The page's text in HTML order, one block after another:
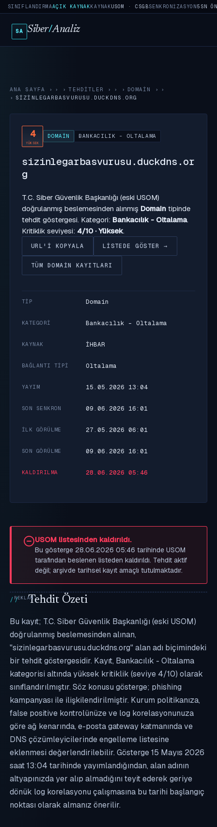
SINIFLANDIRMAAÇIK KAYNAKKAYNAKUSOM · CSGBSENKRONIZASYON5SN
SA Siber/Analiz
ANA SAYFA › TEHDITLER › DOMAIN
›
SIZINLEGARBASVURUSU.DUCKDNS.ORG
4
YÜKSEK
DOMAIN BANKACILIK - OLTALAMA
sizinlegarbasvurusu.duckdns.or
g
T.C. Siber Güvenlik Başkanlığı (eski USOM)
doğrulanmış beslemesinden alınmış Domain tipinde
tehdit göstergesi. Kategori: Bankacılık - Oltalama.
Kritiklik seviyesi: 4/10 · Yüksek.
URL'I KOPYALA LISTEDE GÖSTER →
TÜM DOMAIN KAYITLARI
TIP Domain
KATEGORI Bankacılık - Oltalama
KAYNAK İHBAR
BAĞLANTI TIPI Oltalama
YAYIM 15.05.2026 13:04
SON SENKRON 09.06.2026 16:01
İLK GÖRÜLME 27.05.2026 06:01
SON GÖRÜLME 09.06.2026 16:01
KALDIRILMA 28.06.2026 05:46
USOM listesinden kaldırıldı.
Bu gösterge 28.06.2026 05:46 tarihinde USOM
tarafından beslenen listeden kaldırıldı. Tehdit aktif
değil; arşivde tarihsel kayıt amaçlı tutulmaktadır.
Tehdit Özeti
Bu kayıt; T.C. Siber Güvenlik Başkanlığı (eski USOM)
doğrulanmış beslemesinden alınan,
"sizinlegarbasvurusu.duckdns.org" alan adı biçimindeki
bir tehdit göstergesidir. Kayıt, Bankacılık - Oltalama
kategorisi altında yüksek kritiklik (seviye 4/10) olarak
sınıflandırılmıştır. Söz konusu gösterge; phishing
kampanyası ile ilişkilendirilmiştir. Kurum politikanıza,
false positive kontrolünüze ve log korelasyonunuza
göre ağ kenarında, e-posta gateway katmanında ve
DNS çözümleyicilerinde engelleme listesine
eklenmesi değerlendirilebilir. Gösterge 15 Mayıs 2026
saat 13:04 tarihinde yayımlandığından, alan adının
altyapınızda yer alıp almadığını teyit ederek geriye
dönük log korelasyonu çalışmasına bu tarihi başlangıç
noktası olarak almanız önerilir.